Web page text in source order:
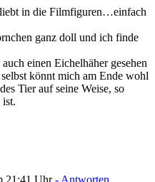
in die Filmfiguren…einfach
ganz doll und ich finde
einen Eichelhäher gesehen
könnt mich am Ende wohl
Tier auf seine Weise, so
21:41 Uhr- Antworten